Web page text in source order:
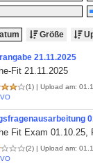
Größe
21.11.2025
Fit 21.11.2025
(1) | Upload am:
Fit Exam 01.10.25,
(2) | Upload am: